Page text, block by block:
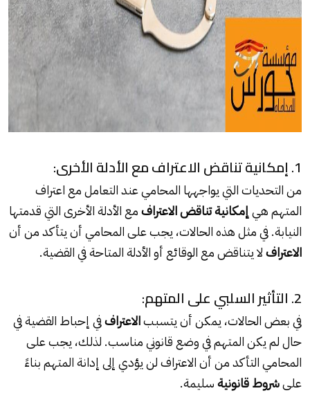
1. إمكانية تناقض الاعتراف مع الأدلة الأخرى:
من التحديات التي يواجهها المحامي عند التعامل مع اعتراف
المتهم هيإمكانية تناقض الاعترافمع الأدلة الأخرى التي قدمتها
النيابة. في مثل هذه الحالات، يجب على المحامي أن يتأكد من أن
الاعترافلا يتناقض مع الوقائع أو الأدلة المتاحة في القضية.
2. التأثير السلبي على المتهم:
في بعض الحالات، يمكن أن يتسببالاعتراففي إحباط القضية في
حال لم يكن المتهم في وضع قانوني مناسب. لذلك، يجب على
المحامي التأكد من أن الاعتراف لن يؤدي إلى إدانة المتهم بناءً
علىشروط قانونيةسليمة.